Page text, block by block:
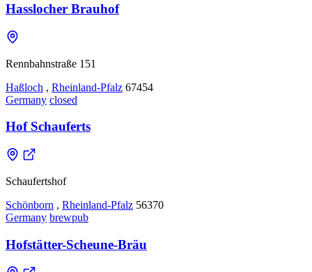
Hasslocher Brauhof
Rennbahnstraße 151
Haßloch , Rheinland-Pfalz 67454
Germany closed
Hof Schauferts
Schaufertshof
Schönborn , Rheinland-Pfalz 56370
Germany brewpub
Hofstätter-Scheune-Bräu